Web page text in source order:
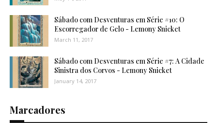
Sábado com Desventuras em Série #10: O
Escorregador de Gelo - Lemony Snicket
March 11, 2017
Sábado com Desventuras em Série #7: A Cidade
Sinistra dos Corvos - Lemony Snicket
January 14, 2017
Marcadores